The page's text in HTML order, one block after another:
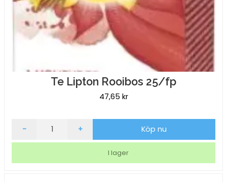
Te Lipton Rooibos 25/fp
47,65 kr
Te
- + Köp nu
I lager